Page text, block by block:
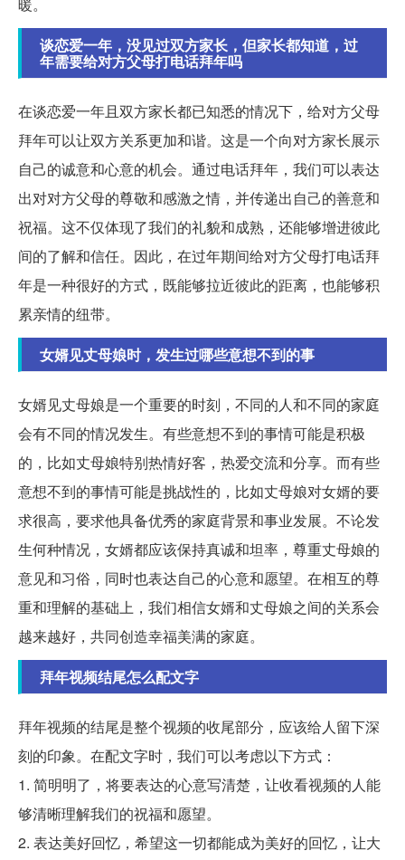
暖。
谈恋爱一年，没见过双方家长，但家长都知道，过
年需要给对方父母打电话拜年吗
在谈恋爱一年且双方家长都已知悉的情况下，给对方父母
拜年可以让双方关系更加和谐。这是一个向对方家长展示
自己的诚意和心意的机会。通过电话拜年，我们可以表达
出对对方父母的尊敬和感激之情，并传递出自己的善意和
祝福。这不仅体现了我们的礼貌和成熟，还能够增进彼此
间的了解和信任。因此，在过年期间给对方父母打电话拜
年是一种很好的方式，既能够拉近彼此的距离，也能够积
累亲情的纽带。
女婿见丈母娘时，发生过哪些意想不到的事
女婿见丈母娘是一个重要的时刻，不同的人和不同的家庭
会有不同的情况发生。有些意想不到的事情可能是积极
的，比如丈母娘特别热情好客，热爱交流和分享。而有些
意想不到的事情可能是挑战性的，比如丈母娘对女婿的要
求很高，要求他具备优秀的家庭背景和事业发展。不论发
生何种情况，女婿都应该保持真诚和坦率，尊重丈母娘的
意见和习俗，同时也表达自己的心意和愿望。在相互的尊
重和理解的基础上，我们相信女婿和丈母娘之间的关系会
越来越好，共同创造幸福美满的家庭。
拜年视频结尾怎么配文字
拜年视频的结尾是整个视频的收尾部分，应该给人留下深
刻的印象。在配文字时，我们可以考虑以下方式：
1. 简明明了，将要表达的心意写清楚，让收看视频的人能
够清晰理解我们的祝福和愿望。
2. 表达美好回忆，希望这一切都能成为美好的回忆，让大